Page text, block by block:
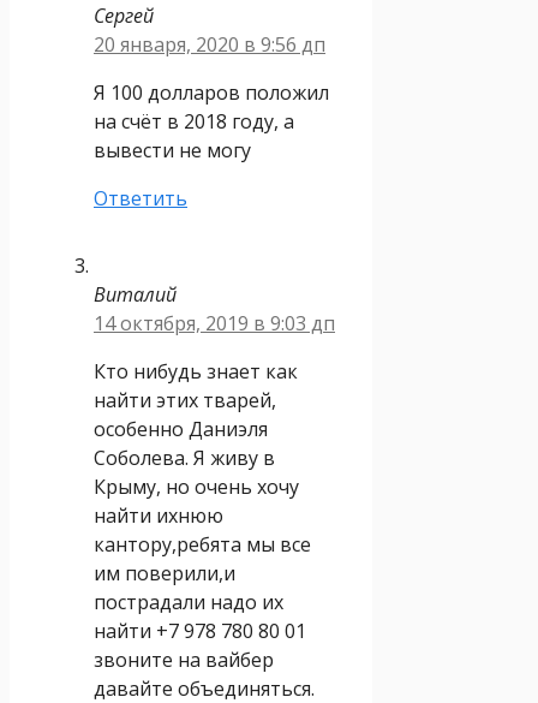
Сергей
20 января, 2020 в 9:56 дп
Я 100 долларов положил
на счёт в 2018 году, а
вывести не могу
Ответить
Виталий
14 октября, 2019 в 9:03 дп
Кто нибудь знает как
найти этих тварей,
особенно Даниэля
Соболева. Я живу в
Крыму, но очень хочу
найти ихнюю
кантору,ребята мы все
им поверили,и
пострадали надо их
найти +7 978 780 80 01
звоните на вайбер
давайте объединяться.